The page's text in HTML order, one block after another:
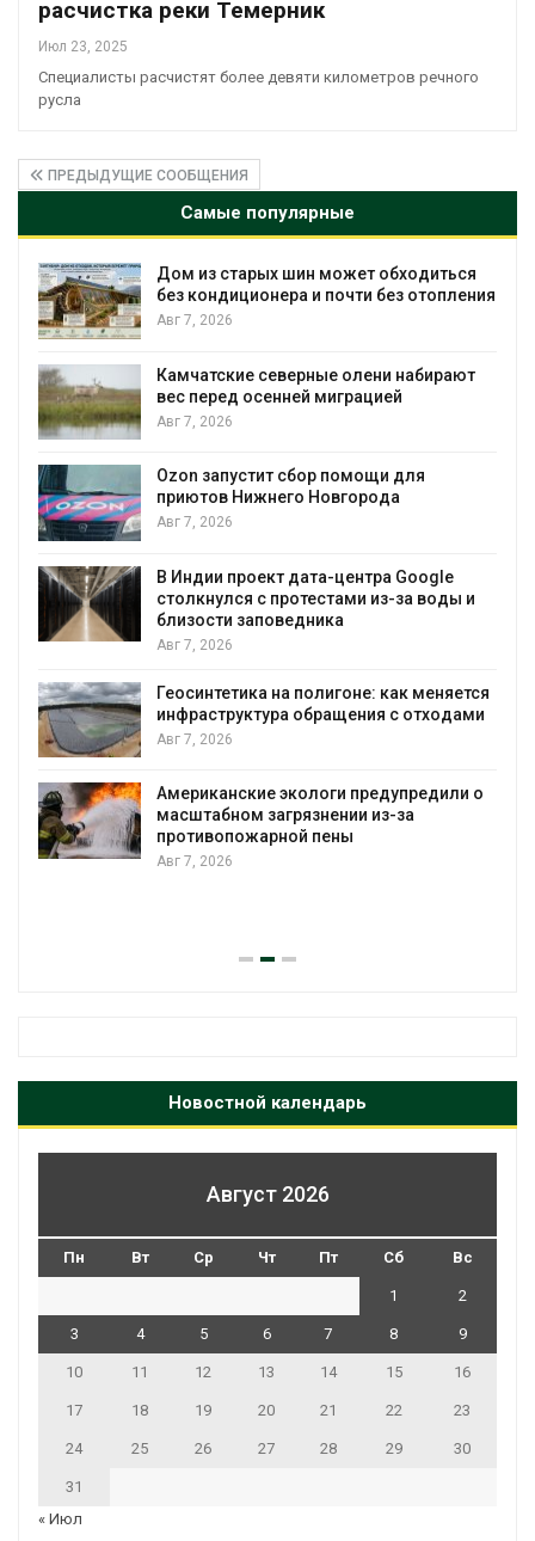
расчистка реки Темерник
Июл 23, 2025
Специалисты расчистят более девяти километров речного
русла
ПРЕДЫДУЩИЕ СООБЩЕНИЯ
Самые популярные
Дом из старых шин может обходиться
без кондиционера и почти без отопления
Авг 7, 2026
Камчатские северные олени набирают
вес перед осенней миграцией
Авг 7, 2026
Ozon запустит сбор помощи для
приютов Нижнего Новгорода
Авг 7, 2026
В Индии проект дата-центра Google
столкнулся с протестами из-за воды и
близости заповедника
Авг 7, 2026
Геосинтетика на полигоне: как меняется
инфраструктура обращения с отходами
Авг 7, 2026
Американские экологи предупредили о
масштабном загрязнении из-за
противопожарной пены
Авг 7, 2026
Новостной календарь
Август 2026
Пн Вт Ср Чт Пт Сб Вс
1 2
3 4 5 6 7 8 9
10 11 12 13 14 15 16
17 18 19 20 21 22 23
24 25 26 27 28 29 30
31
« Июл